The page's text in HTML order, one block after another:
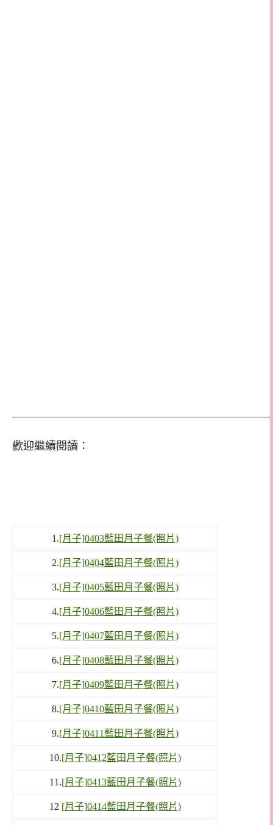
歡迎繼續閱讀：
1.[月子]0403藍田月子餐(照片)
2.[月子]0404藍田月子餐(照片)
3.[月子]0405藍田月子餐(照片)
4.[月子]0406藍田月子餐(照片)
5.[月子]0407藍田月子餐(照片)
6.[月子]0408藍田月子餐(照片)
7.[月子]0409藍田月子餐(照片)
8.[月子]0410藍田月子餐(照片)
9.[月子]0411藍田月子餐(照片)
10.[月子]0412藍田月子餐(照片)
11.[月子]0413藍田月子餐(照片)
12 [月子]0414藍田月子餐(照片)